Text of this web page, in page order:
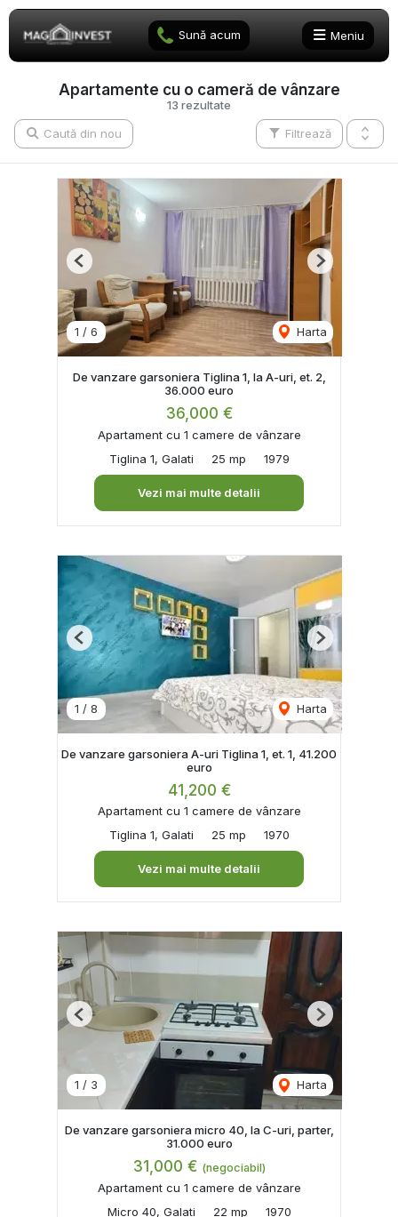
Sună acum Meniu
13 rezultate
Apartamente cu o cameră de vânzare
Filtrează
Caută din nou
1 / 6 Harta
Previous Next
De vanzare garsoniera Tiglina 1, la A-uri, et. 2,
36.000 euro
36,000 €
Apartament cu 1 camere de vânzare
Tiglina 1, Galati
25 mp 1979
Vezi mai multe detalii
1 / 8 Harta
Previous Next
De vanzare garsoniera A-uri Tiglina 1, et. 1, 41.200
euro
41,200 €
Apartament cu 1 camere de vânzare
Tiglina 1, Galati
25 mp 1970
Vezi mai multe detalii
1 / 3 Harta
Previous Next
De vanzare garsoniera micro 40, la C-uri, parter,
31.000 euro
31,000 € (negociabil)
Apartament cu 1 camere de vânzare
Micro 40, Galati
22 mp 1970